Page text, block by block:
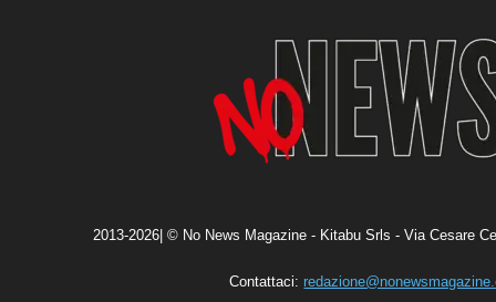
2013-2026| © No News Magazine - Kitabu Srls - Via Cesare
Contattaci: